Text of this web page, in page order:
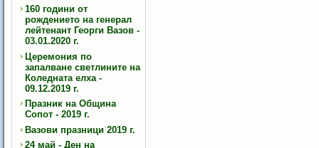
160 години от
рождението на генерал
лейтенант Георги Вазов -
03.01.2020 г.
Церемония по
запалване светлините на
Коледната елха -
09.12.2019 г.
Празник на Община
Сопот - 2019 г.
Вазови празници 2019 г.
24 май - Ден на